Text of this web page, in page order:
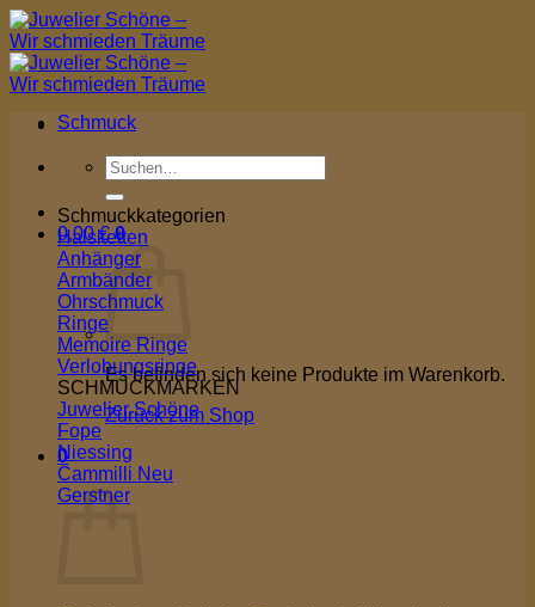
Zum
Inhalt
springen
Suchen
nach:
0,00€ 0
Es befinden sich keine Produkte im Warenkorb.
Zurück zum Shop
0
Warenkorb
Schmuck
Schmuckkategorien
Halsketten
Anhänger
Armbänder
Ohrschmuck
Ringe
Memoire Ringe
Verlobungsringe
SCHMUCKMARKEN
Juwelier Schöne
Fope
Niessing
Cammilli
Gerstner